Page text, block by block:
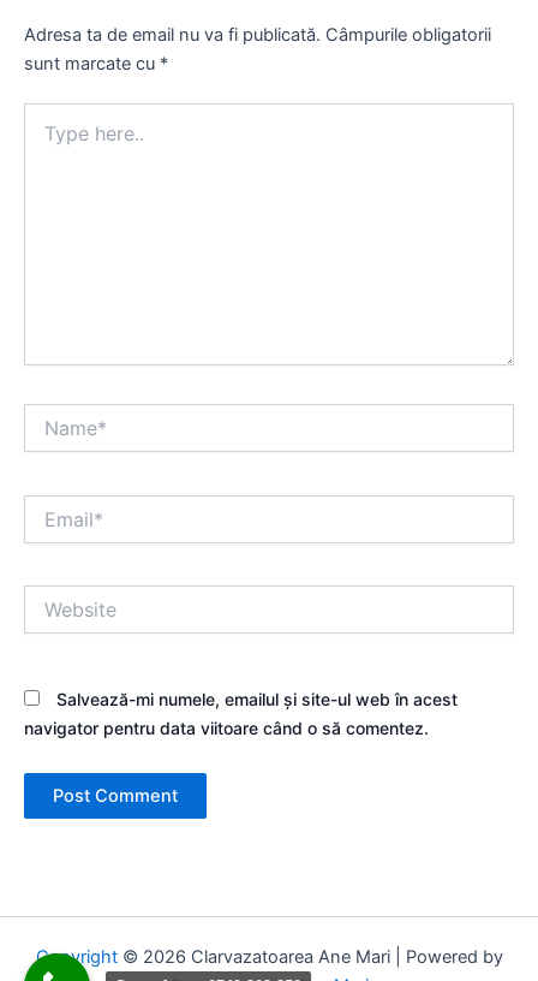
Adresa ta de email nu va fi publicată. Câmpurile obligatorii
sunt marcate cu *
here..
Salvează-mi numele, emailul și site-ul web în acest
navigator pentru data viitoare când o să comentez.
Copyright© 2026 Clarvazatoarea Ane Mari | Powered by